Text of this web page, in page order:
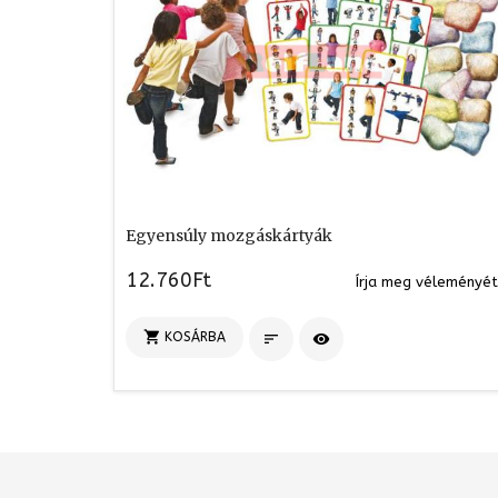
Egyensúly mozgáskártyák
12.760Ft Írja meg
 KOSÁRBA  